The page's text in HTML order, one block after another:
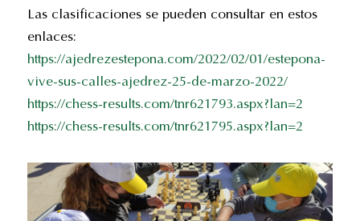
Las clasificaciones se pueden consultar en estos
enlaces:
https://ajedrezestepona.com/2022/02/01/estepona-
vive-sus-calles-ajedrez-25-de-marzo-2022/
https://chess-results.com/tnr621793.aspx?lan=2
https://chess-results.com/tnr621795.aspx?lan=2